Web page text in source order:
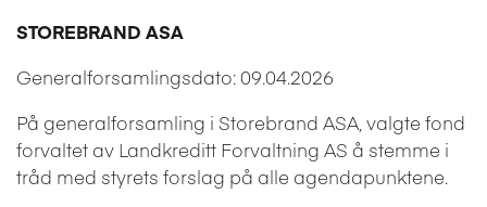
STOREBRAND ASA
Generalforsamlingsdato: 09.04.2026
På generalforsamling i Storebrand ASA, valgte fond
forvaltet av Landkreditt Forvaltning AS å stemme i
tråd med styrets forslag på alle agendapunktene.